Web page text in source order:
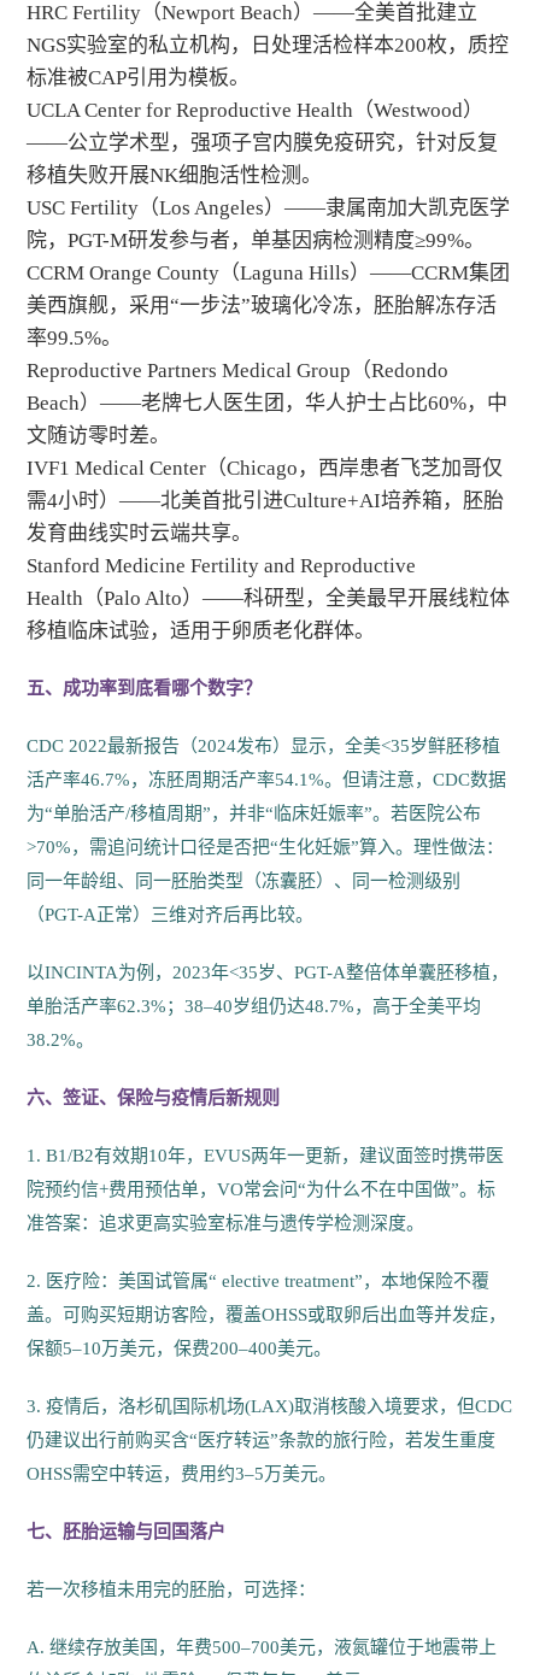
HRC Fertility（Newport Beach）——全美首批建立
NGS实验室的私立机构，日处理活检样本200枚，质控
标准被CAP引用为模板。
UCLA Center for Reproductive Health（Westwood）
——公立学术型，强项子宫内膜免疫研究，针对反复
移植失败开展NK细胞活性检测。
USC Fertility（Los Angeles）——隶属南加大凯克医学
院，PGT-M研发参与者，单基因病检测精度≥99%。
CCRM Orange County（Laguna Hills）——CCRM集团
美西旗舰，采用“一步法”玻璃化冷冻，胚胎解冻存活
率99.5%。
Reproductive Partners Medical Group（Redondo
Beach）——老牌七人医生团，华人护士占比60%，中
文随访零时差。
IVF1 Medical Center（Chicago，西岸患者飞芝加哥仅
需4小时）——北美首批引进Culture+AI培养箱，胚胎
发育曲线实时云端共享。
Stanford Medicine Fertility and Reproductive
Health（Palo Alto）——科研型，全美最早开展线粒体
移植临床试验，适用于卵质老化群体。
五、成功率到底看哪个数字？
CDC 2022最新报告（2024发布）显示，全美<35岁鲜胚移植
活产率46.7%，冻胚周期活产率54.1%。但请注意，CDC数据
为“单胎活产/移植周期”，并非“临床妊娠率”。若医院公布
>70%，需追问统计口径是否把“生化妊娠”算入。理性做法：
同一年龄组、同一胚胎类型（冻囊胚）、同一检测级别
（PGT-A正常）三维对齐后再比较。
以INCINTA为例，2023年<35岁、PGT-A整倍体单囊胚移植，
单胎活产率62.3%；38–40岁组仍达48.7%，高于全美平均
38.2%。
六、签证、保险与疫情后新规则
1. B1/B2有效期10年，EVUS两年一更新，建议面签时携带医
院预约信+费用预估单，VO常会问“为什么不在中国做”。标
准答案：追求更高实验室标准与遗传学检测深度。
2. 医疗险：美国试管属“ elective treatment”，本地保险不覆
盖。可购买短期访客险，覆盖OHSS或取卵后出血等并发症，
保额5–10万美元，保费200–400美元。
3. 疫情后，洛杉矶国际机场(LAX)取消核酸入境要求，但CDC
仍建议出行前购买含“医疗转运”条款的旅行险，若发生重度
OHSS需空中转运，费用约3–5万美元。
七、胚胎运输与回国落户
若一次移植未用完的胚胎，可选择：
A. 继续存放美国，年费500–700美元，液氮罐位于地震带上